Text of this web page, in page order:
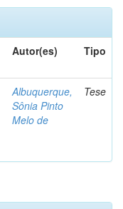
Autor(es) Tipo
Albuquerque,
Sônia Pinto
Melo de
Tese